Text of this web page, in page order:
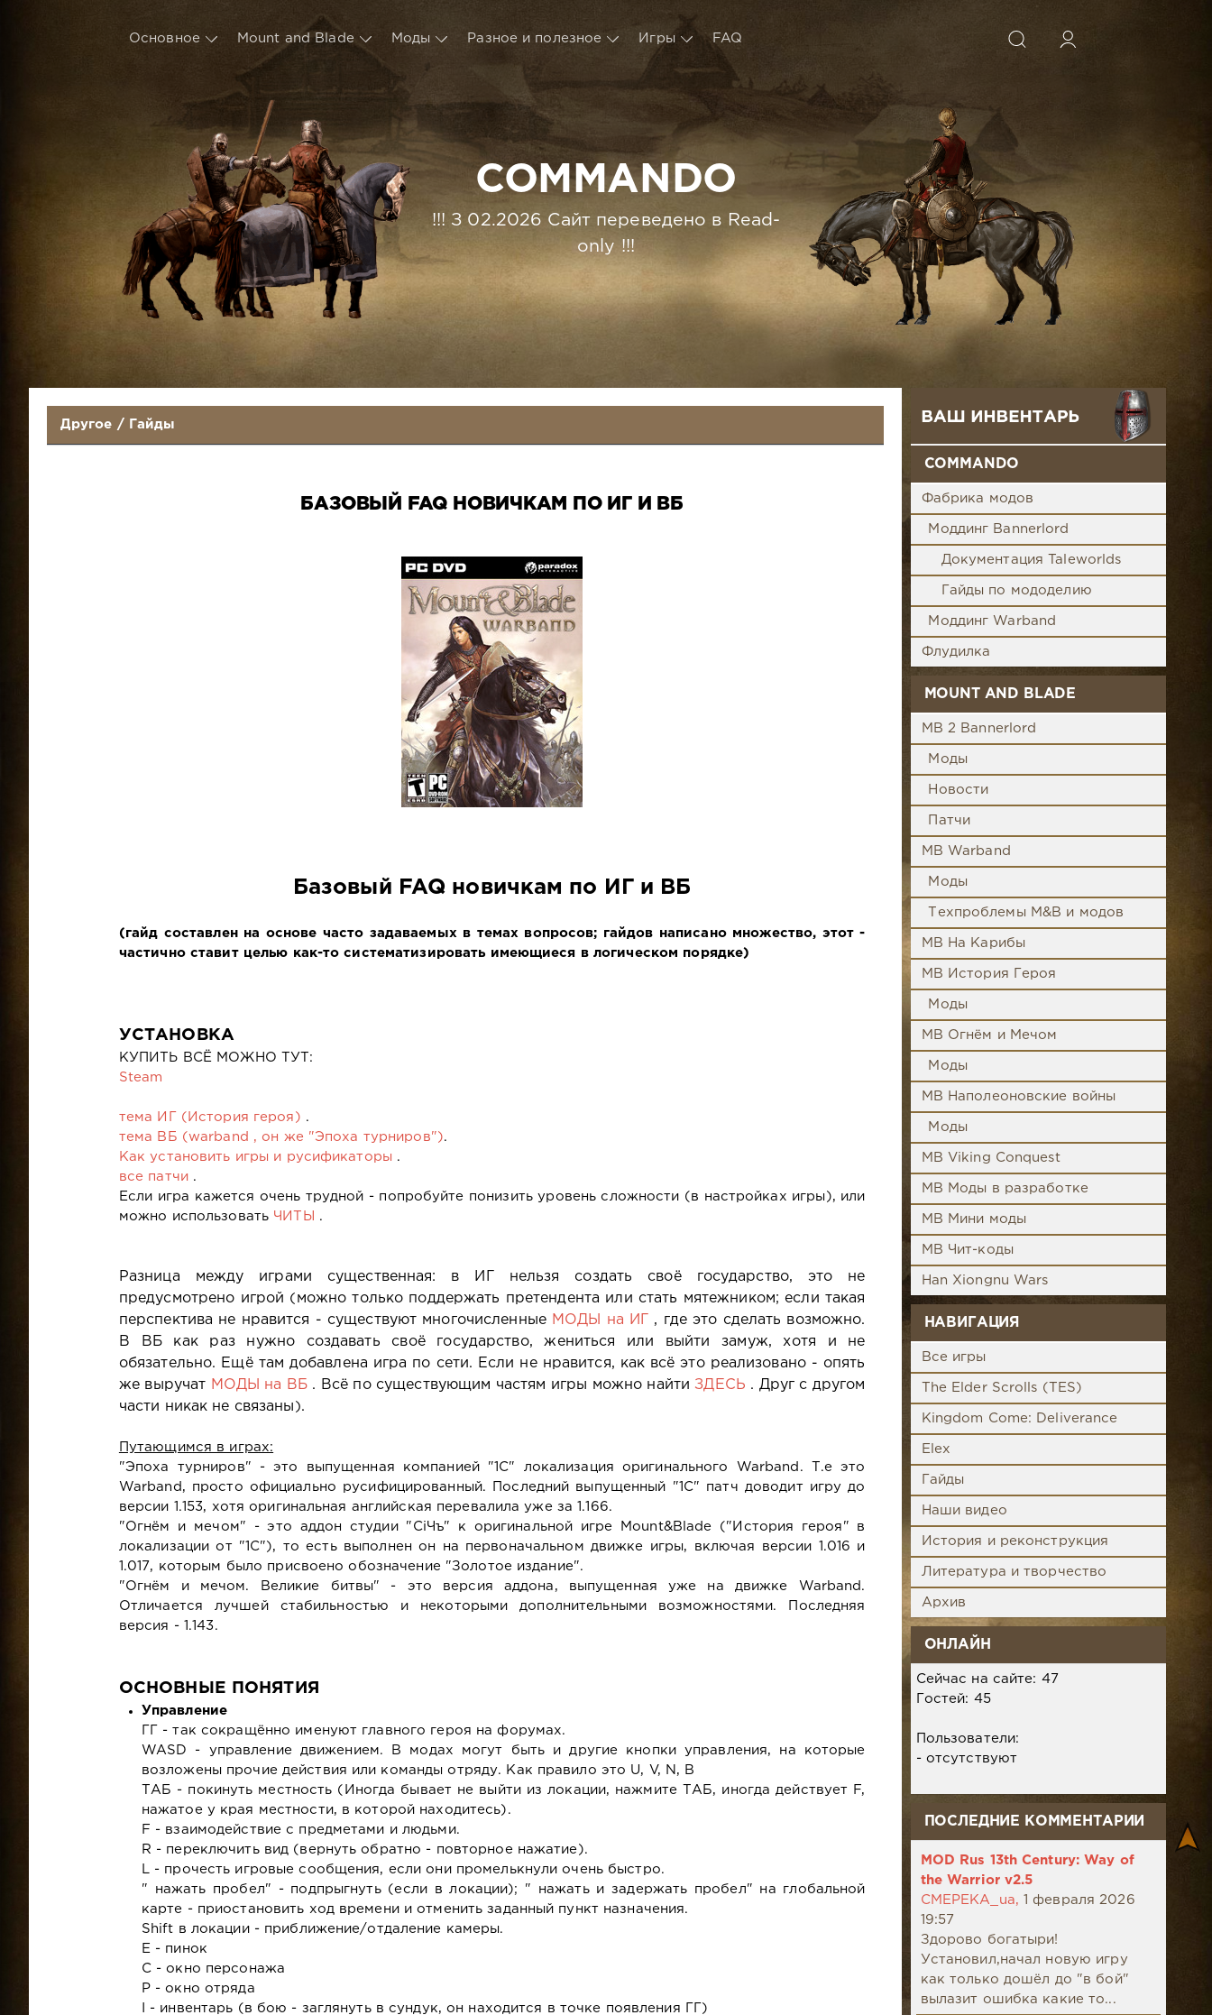
Основное Mount and Blade Моды Разное и полезное Игры FAQ
COMMANDO
!!! З 02.2026 Сайт переведено в Read-
only !!!
Другое / Гайды
БАЗОВЫЙ FAQ НОВИЧКАМ ПО ИГ И ВБ
Базовый FAQ новичкам по ИГ и ВБ
(гайд составлен на основе часто задаваемых в темах вопросов; гайдов написано множество, этот -
частично ставит целью как-то систематизировать имеющиеся в логическом порядке)
УСТАНОВКА
КУПИТЬ ВСЁ МОЖНО ТУТ:
Steam
тема ИГ (История героя) .
тема ВБ (warband , он же "Эпоха турниров").
Как установить игры и русификаторы .
все патчи .
Если игра кажется очень трудной - попробуйте понизить уровень сложности (в настройках игры), или
можно использовать ЧИТЫ .
Разница между играми существенная: в ИГ нельзя создать своё государство, это не
предусмотрено игрой (можно только поддержать претендента или стать мятежником; если такая
перспектива не нравится - существуют многочисленные МОДЫ на ИГ , где это сделать возможно.
В ВБ как раз нужно создавать своё государство, жениться или выйти замуж, хотя и не
обязательно. Ещё там добавлена игра по сети. Если не нравится, как всё это реализовано - опять
же выручат МОДЫ на ВБ . Всё по существующим частям игры можно найти ЗДЕСЬ . Друг с другом
части никак не связаны).
Путающимся в играх:
"Эпоха турниров" - это выпущенная компанией "1С" локализация оригинального Warband. Т.е это
Warband, просто официально русифицированный. Последний выпущенный "1С" патч доводит игру до
версии 1.153, хотя оригинальная английская перевалила уже за 1.166.
"Огнём и мечом" - это аддон студии "СiЧъ" к оригинальной игре Mount&Blade ("История героя" в
локализации от "1С"), то есть выполнен он на первоначальном движке игры, включая версии 1.016 и
1.017, которым было присвоено обозначение "Золотое издание".
"Огнём и мечом. Великие битвы" - это версия аддона, выпущенная уже на движке Warband.
Отличается лучшей стабильностью и некоторыми дополнительными возможностями. Последняя
версия - 1.143.
ОСНОВНЫЕ ПОНЯТИЯ
Управление
ГГ - так сокращённо именуют главного героя на форумах.
WASD - управление движением. В модах могут быть и другие кнопки управления, на которые
возложены прочие действия или команды отряду. Как правило это U, V, N, В
ТАБ - покинуть местность (Иногда бывает не выйти из локации, нажмите ТАБ, иногда действует F,
нажатое у края местности, в которой находитесь).
F - взаимодействие с предметами и людьми.
R - переключить вид (вернуть обратно - повторное нажатие).
L - прочесть игровые сообщения, если они промелькнули очень быстро.
" нажать пробел" - подпрыгнуть (если в локации); " нажать и задержать пробел" на глобальной
карте - приостановить ход времени и отменить заданный пункт назначения.
Shift в локации - приближение/отдаление камеры.
Е - пинок
С - окно персонажа
Р - окно отряда
I - инвентарь (в бою - заглянуть в сундук, он находится в точке появления ГГ)
COMMANDO
Фабрика модов
Моддинг Bannerlord
Документация Taleworlds
Гайды по мододелию
Моддинг Warband
Флудилка
MOUNT AND BLADE
MB 2 Bannerlord
Моды
Новости
Патчи
MB Warband
Моды
Техпроблемы M&B и модов
MB На Карибы
MB История Героя
Моды
MB Огнём и Мечом
Моды
MB Наполеоновские войны
Моды
MB Viking Conquest
MB Моды в разработке
MB Мини моды
MB Чит-коды
Han Xiongnu Wars
НАВИГАЦИЯ
Все игры
The Elder Scrolls (TES)
Kingdom Come: Deliverance
Elex
Гайды
Наши видео
История и реконструкция
Литература и творчество
Архив
ОНЛАЙН
Сейчас на сайте: 47
Гостей: 45
Пользователи:
- отсутствуют
ПОСЛЕДНИЕ КОММЕНТАРИИ
MOD Rus 13th Century: Way of
the Warrior v2.5
CMEPEKA_ua,
1 февраля 2026
19:57
Здорово богатыри!
Установил,начал новую игру
как только дошёл до "в бой"
вылазит ошибка какие то...